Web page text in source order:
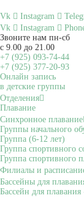
Vk Instagram
Vk
Instagram
Звоните нам пн-сб
с 9.00 до 21.00
+7 (925) 093-74-44
+7 (925) 377-20-93
Онлайн запись
в детские группы
Отделения
Плавание
Синхронное плавание
Группы начального
Группа (6-12 лет)
Группа спортивного
Группа спортивного
Филиалы и
Бассейны для
Бассейн для